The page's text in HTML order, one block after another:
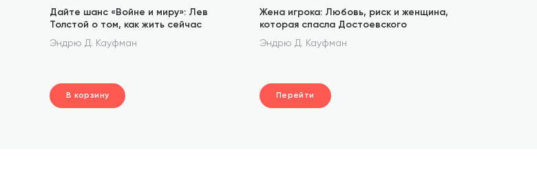
Дайте шанс «Войне и миру»: Лев
Толстой о том, как жить сейчас
Эндрю Д. Кауфман
В корзину
Жена игрока: Любовь, риск и женщина,
которая спасла Достоевского
Эндрю Д. Кауфман
Перейти